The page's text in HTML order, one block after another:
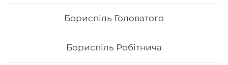
Бориспіль Головатого
Бориспіль Робітнича